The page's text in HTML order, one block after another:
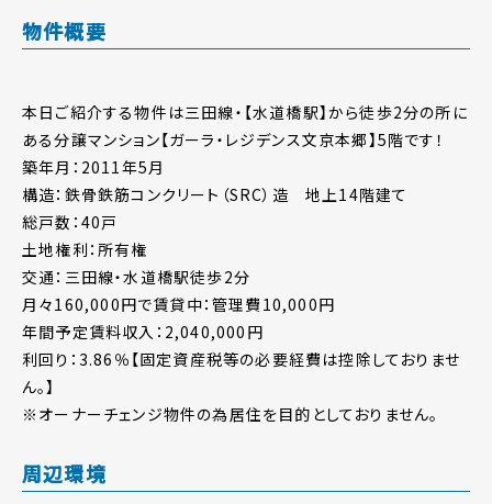
物件概要
本日ご紹介する物件は三田線・【水道橋駅】から徒歩2分の所に
ある分譲マンション【ガーラ・レジデンス文京本郷】5階です！
築年月：2011年5月
構造：鉄骨鉄筋コンクリート（SRC）造 地上14階建て
総戸数：40戸
土地権利：所有権
交通：三田線・水道橋駅徒歩2分
月々160,000円で賃貸中：管理費10,000円
年間予定賃料収入：2,040,000円
利回り：3.86％【固定資産税等の必要経費は控除しておりませ
ん。】
※オーナーチェンジ物件の為居住を目的としておりません。
周辺環境